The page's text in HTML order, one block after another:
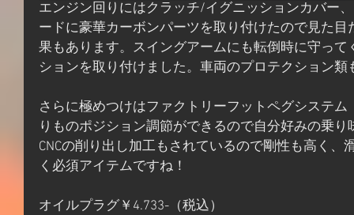
エンジン回りにはクラッチ/イグニッションカバー
ードに豪華カーボンパーツを取り付けたので見た
果もあります。スイングアームにも転倒時に守っ
ションを取り付けました。車両のプロテクション
さらに極めつけはファクトリーフットペグシステ
りものポジション調節ができるので自分好みの乗
CNCの削り出し加工もされているので剛性も高く、
く必須アイテムですね！
オイルプラグ￥4.733-（税込）